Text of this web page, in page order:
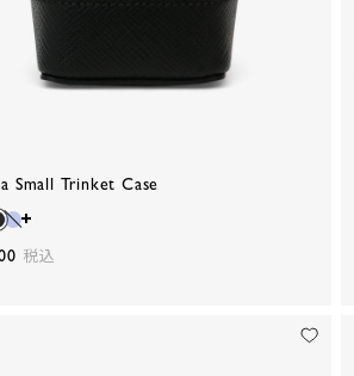
Small Trinket Case
税込